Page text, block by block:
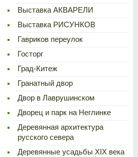
Выставка АКВАРЕЛИ
Выставка РИСУНКОВ
Гавриков переулок
Госторг
Град-Китеж
Гранатный двор
Двор в Лаврушинском
Дворец и парк на Неглинке
Деревянная архитектура
русского севера
Деревянные усадьбы XIX века